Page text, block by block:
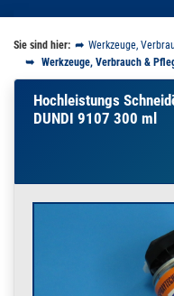
Sie sind hier:
Werkzeuge,
Werkzeuge, Verbrauch &
Hochleistungs
DUNDI 9107 300 ml